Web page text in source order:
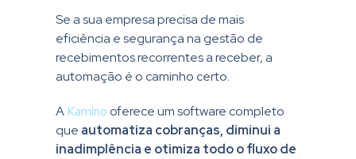
Se a sua empresa precisa de mais
eficiência e segurança na gestão de
recebimentos recorrentes a receber, a
automação é o caminho certo.
A Kamino oferece um software completo
que automatiza cobranças, diminui a
inadimplência e otimiza todo o fluxo de